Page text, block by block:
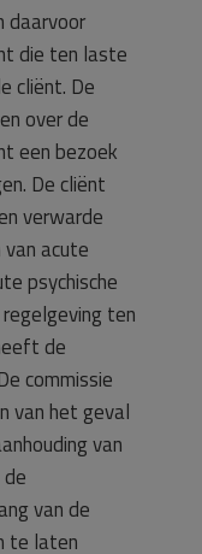
daarvoor
die ten laste
cliënt. De
over de
een bezoek
De cliënt
verwarde
acute
psychische
ten
de
commissie
van het geval
van
van de
te laten